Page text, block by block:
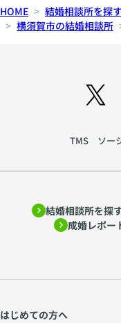
HOME 結婚相談所を探す
横須賀市の結婚相談所
TMS ソー
結婚相談所を探
成婚レポー
はじめての方へ